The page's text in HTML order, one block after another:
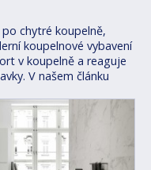
chytré koupelně,
koupelnové vybavení
v koupelně a reaguje
V našem článku